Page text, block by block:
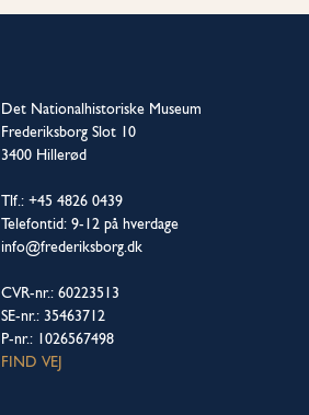
Det Nationalhistoriske Museum
Frederiksborg Slot 10
3400 Hillerød
Tlf.: +45 4826 0439
Telefontid: 9-12 på hverdage
info@frederiksborg.dk
CVR-nr.: 60223513
SE-nr.: 35463712
P-nr.: 1026567498
FIND VEJ